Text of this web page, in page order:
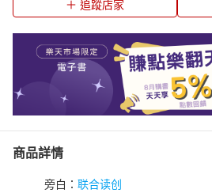
追蹤店家
商品詳情
旁白： 联合读创